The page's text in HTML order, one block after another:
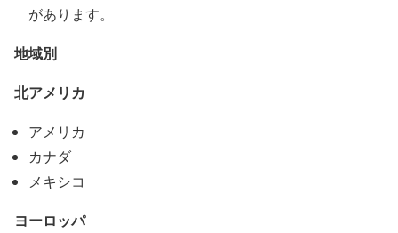
があります。
地域別
北アメリカ
アメリカ
カナダ
メキシコ
ヨーロッパ